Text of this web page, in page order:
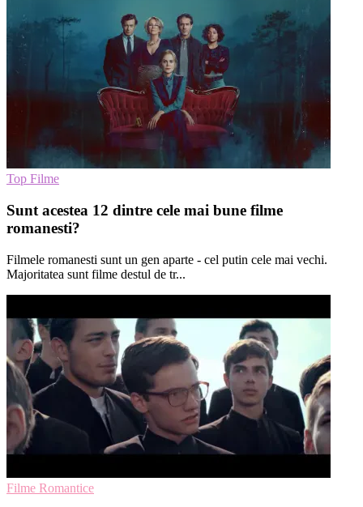
Top Filme
Sunt acestea 12 dintre cele mai bune filme
romanesti?
Filmele romanesti sunt un gen aparte - cel putin cele mai vechi.
Majoritatea sunt filme destul de tr...
Filme Romantice